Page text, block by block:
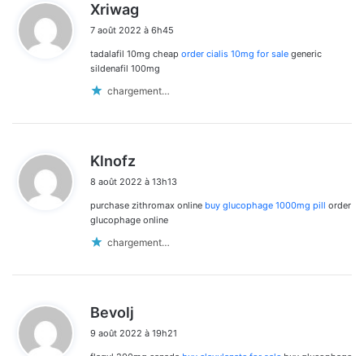
Xriwag
t
:
7 août 2022 à 6h45
tadalafil 10mg cheap order cialis 10mg for sale generic
sildenafil 100mg
chargement…
Klnofz
t
:
8 août 2022 à 13h13
purchase zithromax online buy glucophage 1000mg pill order
glucophage online
chargement…
Bevolj
t
9 août 2022 à 19h21